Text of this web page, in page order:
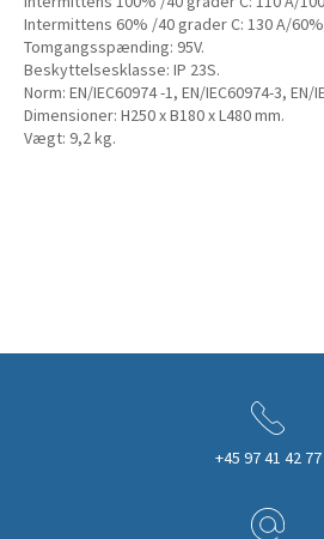
Intermittens 60% /40 grader C: 130 A/
Tomgangsspænding: 95V.
Beskyttelsesklasse: IP 23S.
Norm: EN/IEC60974 -1, EN/IEC60974-3, EN/
Dimensioner: H250 x B180 x L480 mm.
Vægt: 9,2 kg.
+45 97 41 42 77